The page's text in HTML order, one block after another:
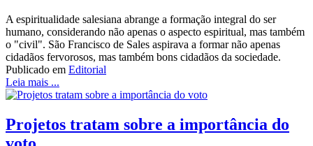
A espiritualidade salesiana abrange a formação integral do ser
humano, considerando não apenas o aspecto espiritual, mas também
o "civil". São Francisco de Sales aspirava a formar não apenas
cidadãos fervorosos, mas também bons cidadãos da sociedade.
Publicado em Editorial
Leia mais ...
Projetos tratam sobre a importância do